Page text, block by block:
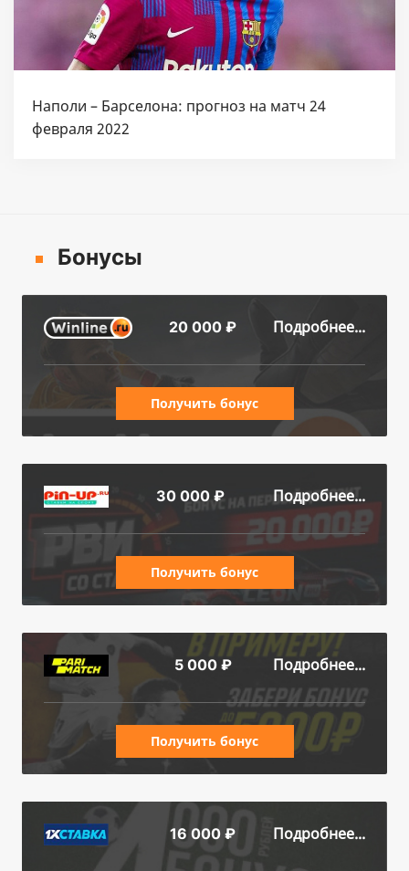
Наполи – Барселона: прогноз на матч 24
февраля 2022
Бонусы
20 000 ₽ Подробнее...
Получить бонус
30 000 ₽ Подробнее...
Получить бонус
5 000 ₽ Подробнее...
Получить бонус
16 000 ₽ Подробнее...